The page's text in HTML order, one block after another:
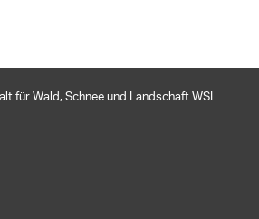
für Wald, Schnee und Landschaft WSL